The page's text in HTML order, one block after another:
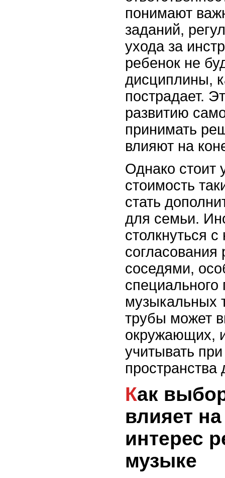
понимают
заданий,
ухода за
ребенок не
дисциплины,
пострадает.
развитию
принимать
влияют на
Однако стоит
стоимость
стать
для семьи.
столкнуться
согласования
соседями,
музыкальных
трубы может
окружающих,
учитывать
пространства
Как выбор инструмента
влияет
интерес
музыке